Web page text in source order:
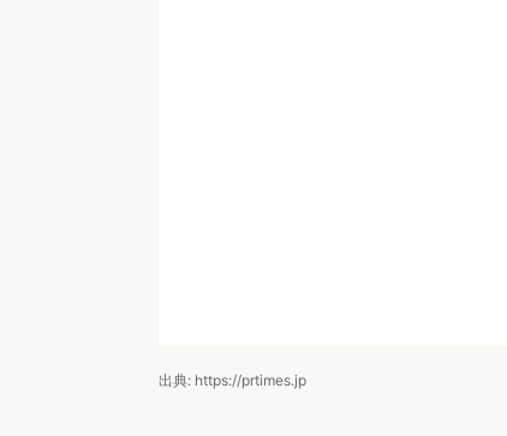
出典: https://prtimes.jp